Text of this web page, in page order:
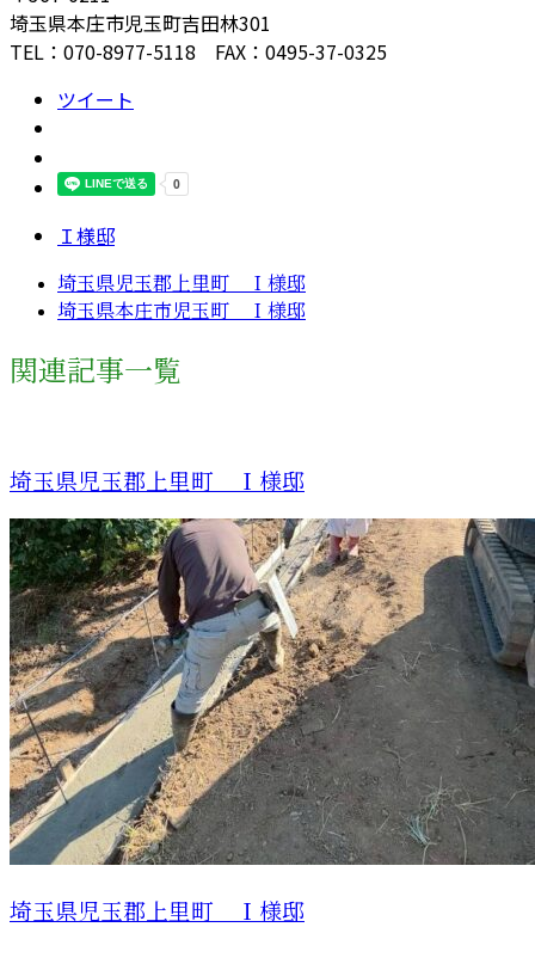
埼玉県本庄市児玉町吉田林301
TEL：070-8977-5118 FAX：0495-37-0325
ツイート
Ｉ様邸
埼玉県児玉郡上里町 Ｉ様邸
埼玉県本庄市児玉町 Ｉ様邸
関連記事一覧
埼玉県児玉郡上里町 Ｉ様邸
埼玉県児玉郡上里町 Ｉ様邸